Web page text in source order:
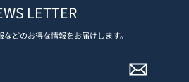
LETTER
どのお得な情報をお届けします。